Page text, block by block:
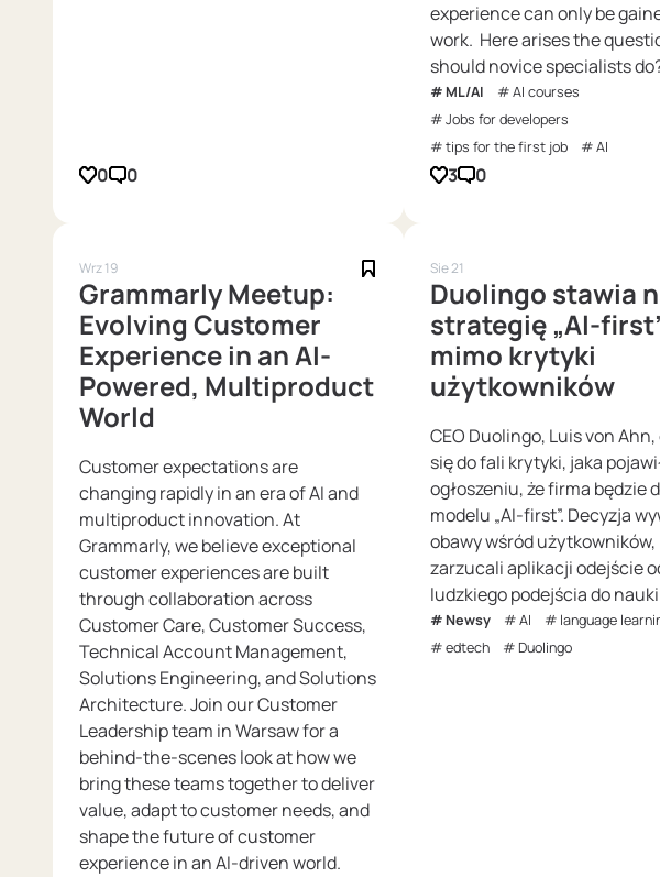
0 0
experience can only be
work. Here arises the
should novice specialists
ML/AI
AI courses
Jobs for developers
tips for the first job
AI
3 0
Wrz 19
Grammarly Meetup:
Evolving Customer
Experience in an AI-
Powered, Multiproduct
World
Customer expectations are
changing rapidly in an era of AI and
multiproduct innovation. At
Grammarly, we believe exceptional
customer experiences are built
through collaboration across
Customer Care, Customer Success,
Technical Account Management,
Solutions Engineering, and Solutions
Architecture. Join our Customer
Leadership team in Warsaw for a
behind-the-scenes look at how we
bring these teams together to deliver
value, adapt to customer needs, and
shape the future of customer
experience in an AI-driven world.
Sie 21
Duolingo stawia
strategię „AI-
mimo krytyki
użytkowników
CEO Duolingo, Luis von Ahn,
się do fali krytyki, jaka
ogłoszeniu, że firma będzie
modelu „AI-first”. Decyzja
obawy wśród
zarzucali aplikacji odejście
ludzkiego podejścia do
Newsy AI
language
edtech
Duolingo